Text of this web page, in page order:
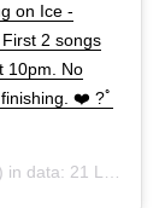
on Ice -
2 songs
10pm. No
❤️ ?￰ﾟ
in data: 21 Lug 2020 alle ore 12:16 PDT